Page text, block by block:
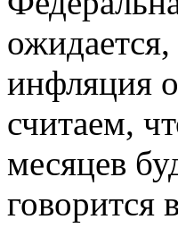
инфляция
считаем,
месяцев
говорится